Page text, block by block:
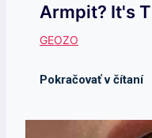
Armpit? It's